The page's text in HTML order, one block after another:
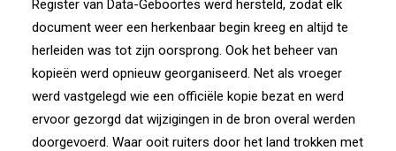
Register van Data-Geboortes werd hersteld, zodat elk
document weer een herkenbaar begin kreeg en altijd te
herleiden was tot zijn oorsprong. Ook het beheer van
kopieën werd opnieuw georganiseerd. Net als vroeger
werd vastgelegd wie een officiële kopie bezat en werd
ervoor gezorgd dat wijzigingen in de bron overal werden
doorgevoerd. Waar ooit ruiters door het land trokken met